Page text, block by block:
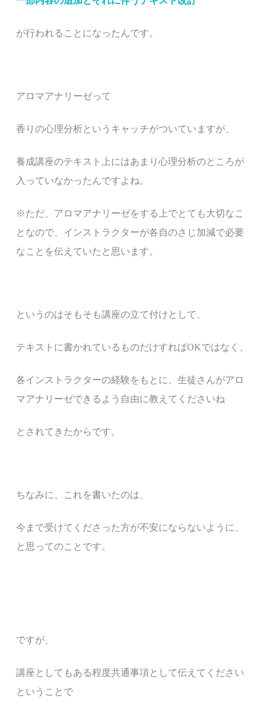
が行われることになったんです。
アロマアナリーゼって
香りの心理分析というキャッチがついていますが、
養成講座のテキスト上にはあまり心理分析のところが
入っていなかったんですよね。
※ただ、アロマアナリーゼをする上でとても大切なこ
となので、インストラクターが各自のさじ加減で必要
なことを伝えていたと思います。
というのはそもそも講座の立て付けとして、
テキストに書かれているものだけすればOKではなく、
各インストラクターの経験をもとに、生徒さんがアロ
マアナリーゼできるよう自由に教えてくださいね
とされてきたからです。
ちなみに、これを書いたのは、
今まで受けてくださった方が不安にならないように、
と思ってのことです。
ですが、
講座としてもある程度共通事項として伝えてください
ということで